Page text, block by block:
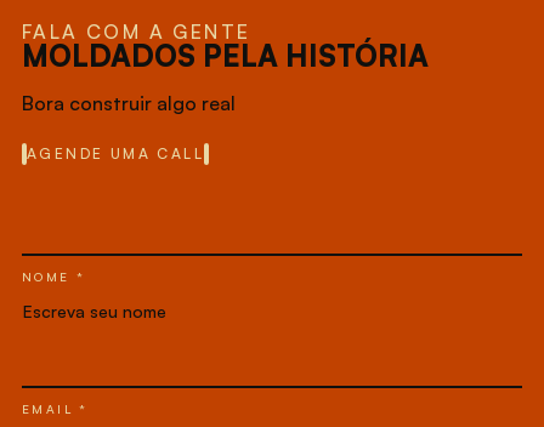
FALA COM A GENTE
MOLDADOS PELA HISTÓRIA
Bora construir algo real
AGENDE UMA CALL
NOME *
EMAIL *